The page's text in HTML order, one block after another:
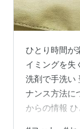
ひとり時間が
イミングを失
洗剤で手洗い
ナンス方法に
からの情報